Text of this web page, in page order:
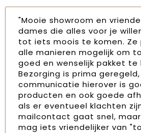
"Mooie showroom en
dames die alles voor je
tot iets moois te komen. Ze
alle manieren mogelijk om
goed en wenselijk pakket te
Bezorging is prima
communicatie hierover is
producten en ook goede
als er eventueel klachten zijn.
mailcontact gaat snel,
mag iets vriendelijker van